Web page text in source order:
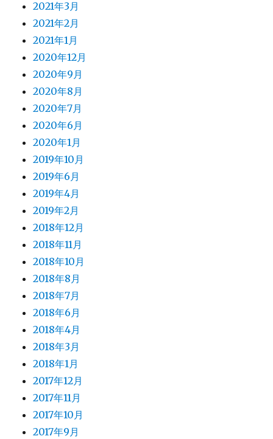
2021年3月
2021年2月
2021年1月
2020年12月
2020年9月
2020年8月
2020年7月
2020年6月
2020年1月
2019年10月
2019年6月
2019年4月
2019年2月
2018年12月
2018年11月
2018年10月
2018年8月
2018年7月
2018年6月
2018年4月
2018年3月
2018年1月
2017年12月
2017年11月
2017年10月
2017年9月